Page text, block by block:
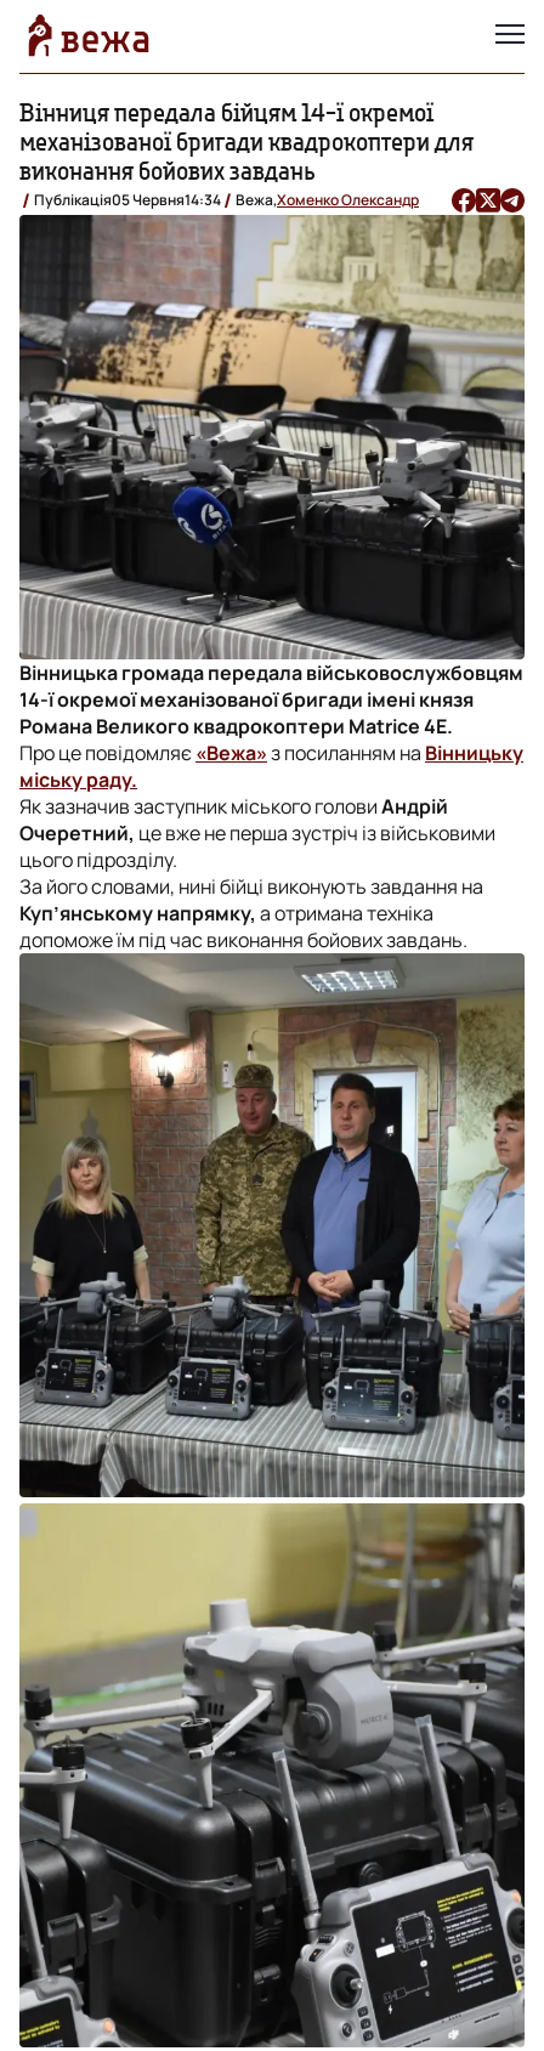
Вінниця передала бійцям 14-ї окремої
механізованої бригади квадрокоптери для
виконання бойових завдань
Публікація05 Червня14:34 Вежа,Хоменко Олександр
Вінницька громада передала військовослужбовцям
14-ї окремої механізованої бригади імені князя
Романа Великого квадрокоптери Matrice 4E.
Про це повідомляє«Вежа»з посиланням на Вінницьку
міську раду.
Як зазначив заступник міського головиАндрій
Очеретний, це вже не перша зустріч із військовими
цього підрозділу.
За його словами, нині бійці виконують завдання на
Куп’янському напрямку, а отримана техніка
допоможе їм під час виконання бойових завдань.